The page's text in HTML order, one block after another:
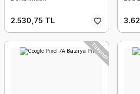
2.530,75 TL
Tükendi